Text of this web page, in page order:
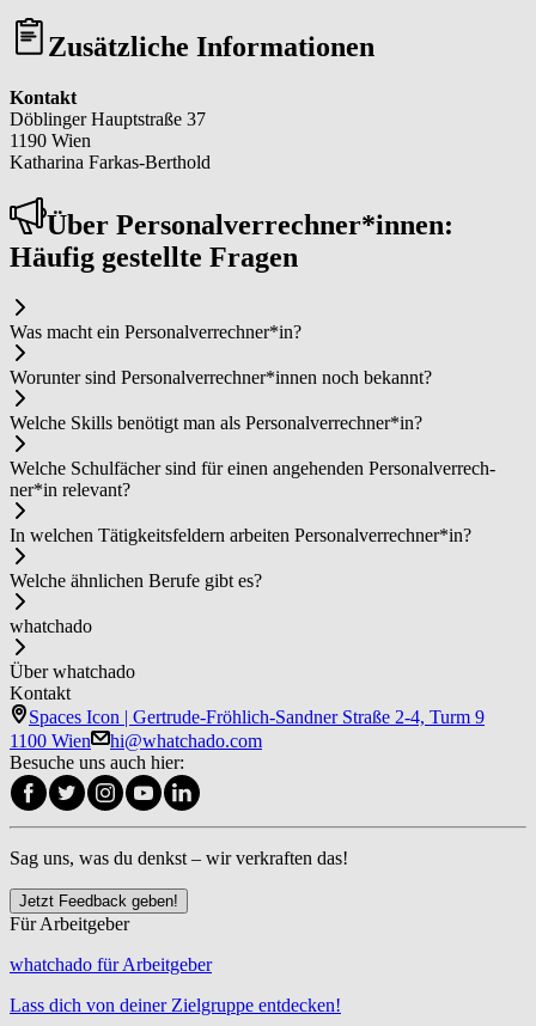
Zusätzliche Informationen
Kontakt
Döblinger Hauptstraße 37
1190 Wien
Katharina Farkas-Berthold
Über Per­so­nal­ver­rech­ner*in­nen:
Häufig gestellte Fragen
Was macht ein Per­so­nal­ver­rech­ner*in?
Worunter sind Per­so­nal­ver­rech­ner*in­nen noch bekannt?
Welche Skills benötigt man als Per­so­nal­ver­rech­ner*in?
Welche Schulfächer sind für einen angehenden Per­so­nal­ver­rech­
ner*in relevant?
In welchen Tätigkeitsfeldern arbeiten Per­so­nal­ver­rech­ner*in?
Welche ähnlichen Berufe gibt es?
whatchado
Über whatchado
Kontakt
Spaces Icon | Gertrude-Fröhlich-Sandner Straße 2-4, Turm 9
1100 Wien
hi@whatchado.com
Besuche uns auch hier:
Sag uns, was du denkst – wir verkraften das!
Jetzt Feedback geben!
Für Arbeitgeber
whatchado für Arbeitgeber
Lass dich von deiner Zielgruppe entdecken!